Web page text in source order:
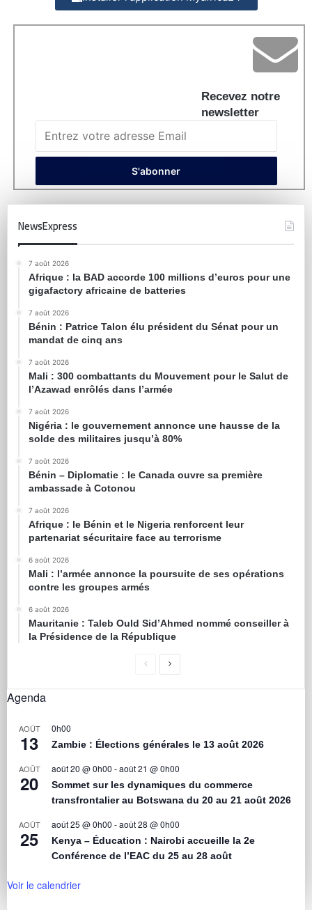
Recevez notre
newsletter
NewsExpress
7 août 2026
Afrique : la BAD accorde 100 millions d’euros pour une
gigafactory africaine de batteries
7 août 2026
Bénin : Patrice Talon élu président du Sénat pour un
mandat de cinq ans
7 août 2026
Mali : 300 combattants du Mouvement pour le Salut de
l’Azawad enrôlés dans l’armée
7 août 2026
Nigéria : le gouvernement annonce une hausse de la
solde des militaires jusqu’à 80%
7 août 2026
Bénin – Diplomatie : le Canada ouvre sa première
ambassade à Cotonou
7 août 2026
Afrique : le Bénin et le Nigeria renforcent leur
partenariat sécuritaire face au terrorisme
6 août 2026
Mali : l’armée annonce la poursuite de ses opérations
contre les groupes armés
6 août 2026
Mauritanie : Taleb Ould Sid’Ahmed nommé conseiller à
la Présidence de la République
Agenda
AOÛT
13
0h00
Zambie : Élections générales le 13 août 2026
AOÛT
20
août 20 @ 0h00 -août 21 @ 0h00
Sommet sur les dynamiques du commerce
transfrontalier au Botswana du 20 au 21 août 2026
AOÛT
25
août 25 @ 0h00 -août 28 @ 0h00
Kenya – Éducation : Nairobi accueille la 2e
Conférence de l’EAC du 25 au 28 août
Voir le calendrier